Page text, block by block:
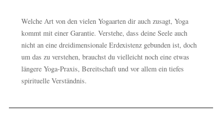
Welche Art von den vielen Yogaarten dir auch zusagt, Yoga
kommt mit einer Garantie. Verstehe, dass deine Seele auch
nicht an eine dreidimensionale Erdexistenz gebunden ist, doch
um das zu verstehen, brauchst du vielleicht noch eine etwas
längere Yoga-Praxis, Bereitschaft und vor allem ein tiefes
spirituelle Verständnis.